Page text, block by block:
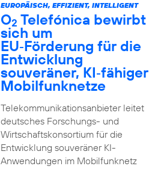
EUROPÄISCH, EFFIZIENT, INTELLIGENT
O2 Telefónica bewirbt
sich um
EU‑Förderung für die
Entwicklung
souveräner, KI‑fähiger
Mobilfunknetze
Telekommunikationsanbieter leitet
deutsches Forschungs- und
Wirtschaftskonsortium für die
Entwicklung souveräner KI-
Anwendungen im Mobilfunknetz